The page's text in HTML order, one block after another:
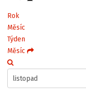
Rok
Měsíc
Týden
Měsíc